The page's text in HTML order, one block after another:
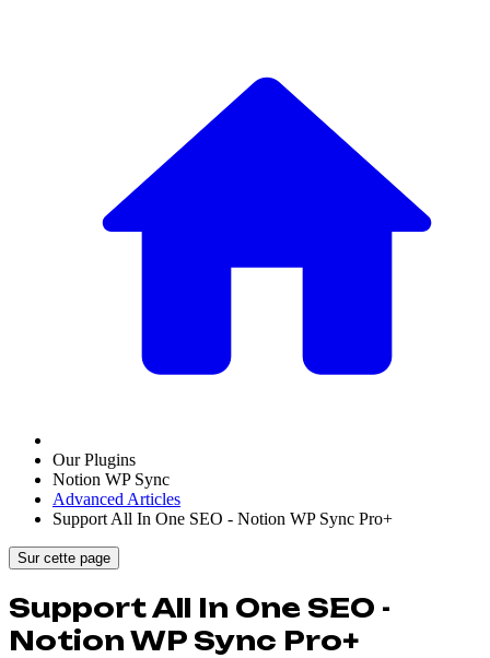
Our Plugins
Notion WP Sync
Advanced Articles
Support All In One SEO - Notion WP Sync Pro+
Sur cette page
Support All In One SEO -
Notion WP Sync Pro+